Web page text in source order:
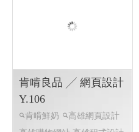
Seed Concept Science